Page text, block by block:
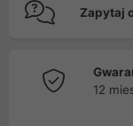
Zapytaj
12